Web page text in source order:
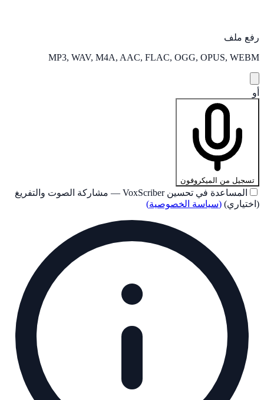
رفع ملف
MP3, WAV, M4A, AAC, FLAC, OGG, OPUS, WEBM
أو
تسجيل من الميكروفون
المساعدة في تحسين VoxScriber — مشاركة الصوت والتفريغ
(اختياري) (سياسة الخصوصية)